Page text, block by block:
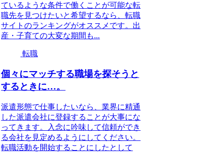
ているような条件で働くことが可能な転
職先を見つけたいと希望するなら、転職
サイトのランキングがオススメです。出
産・子育ての大変な期間も...
転職
個々にマッチする職場を探そうと
するときに…。
派遣形態で仕事したいなら、業界に精通
した派遣会社に登録することが大事にな
ってきます。入念に吟味して信頼ができ
る会社を見定めるようにしてください。
転職活動を開始することにしたとして